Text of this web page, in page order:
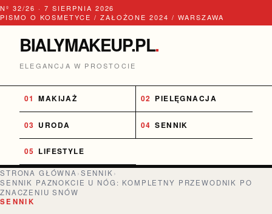
Nº 32/26 · 7 SIERPNIA 2026
PISMO O KOSMETYCE / ZAŁOŻONE 2024 / WARSZAWA
BIALYMAKEUP.PL.
ELEGANCJA W PROSTOCIE
MAKIJAŻ PIELĘGNACJA
URODA SENNIK
LIFESTYLE
STRONA GŁÓWNA›SENNIK›
SENNIK PAZNOKCIE U NÓG: KOMPLETNY PRZEWODNIK PO
ZNACZENIU SNÓW
SENNIK